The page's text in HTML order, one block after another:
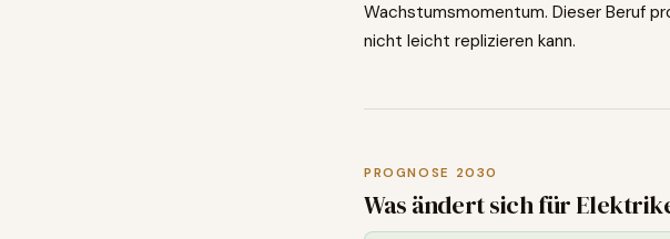
Wachstumsmomentum. Dieser Beruf
nicht leicht replizieren kann.
PROGNOSE 2030
Was ändert sich für